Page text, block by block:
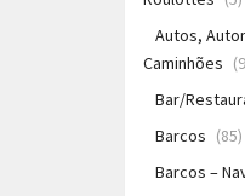
Autos,
Caminhões
Bar/
Barcos (85)
Barcos –